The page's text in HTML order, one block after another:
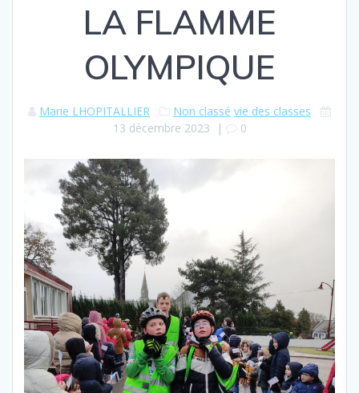
LA FLAMME
OLYMPIQUE
Marie LHOPITALLIER Non classé vie des classes
13 décembre 2023 | 0